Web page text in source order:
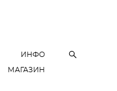
ИНФО
МАГАЗИН